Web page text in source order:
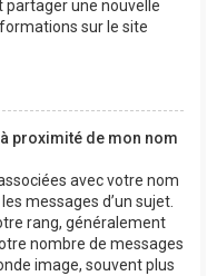
partager une nouvelle
sur le site
proximité de mon nom
avec votre nom
messages d’un sujet.
rang, généralement
nombre de messages
image, souvent plus